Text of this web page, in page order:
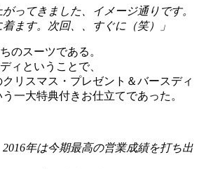
ってきました、イメージ通りです。
ます。次回、、すぐに（笑）」
のスーツである。
ィということで、
リスマス・プレゼント＆バースディ
一大特典付きお仕立てであった。
2016年は今期最高の営業成績を打ち出